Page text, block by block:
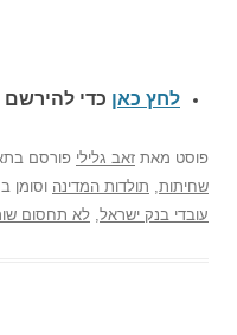
לחץ כאן כדי להירשם
פוסט מאת זאב גלילי פורסם
שחיתות, תולדות המדינה וסומן
עובדי בנק ישראל, לא תחסום